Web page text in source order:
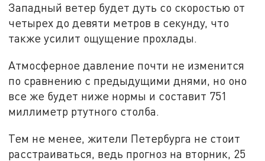
Западный ветер будет дуть со скоростью от
четырех до девяти метров в секунду, что
также усилит ощущение прохлады.
Атмосферное давление почти не изменится
по сравнению с предыдущими днями, но оно
все же будет ниже нормы и составит 751
миллиметр ртутного столба.
Тем не менее, жители Петербурга не стоит
расстраиваться, ведь прогноз на вторник, 25